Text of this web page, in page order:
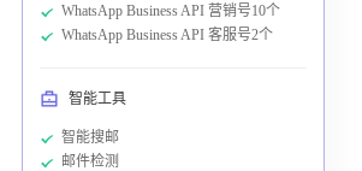
WhatsApp Business API 营销号10个
WhatsApp Business API 客服号2个
智能工具
智能搜邮
邮件检测